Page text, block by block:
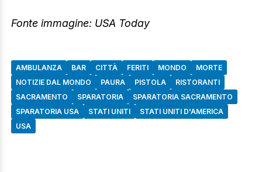
Fonte immagine: USA Today
AMBULANZA BAR CITTÀ FERITI MONDO
MORTE
NOTIZIE DAL MONDO
PAURA PISTOLA
RISTORANTI
SACRAMENTO
SPARATORIA
SPARATORIA SACRAMENTO
SPARATORIA USA
STATI UNITI
STATI UNITI D'AMERICA
USA